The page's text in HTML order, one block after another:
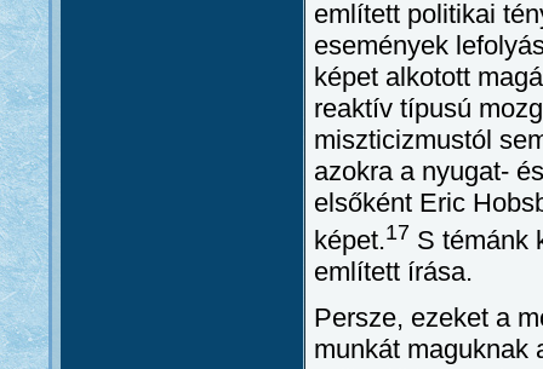
említett politikai
események
képet alkotott
reaktív típusú
miszticizmustól
azokra a nyugat-
elsőként Eric
képet.17 S témánk
említett írása.
Persze, ezeket a
munkát maguknak